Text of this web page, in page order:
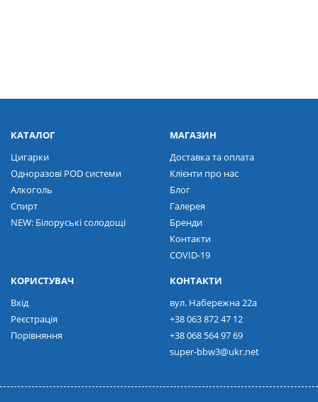
КАТАЛОГ
Цигарки
Одноразові POD системи
Алкоголь
Спирт
NEW: Білоруські солодощі
МАГАЗИН
Доставка та оплата
Клієнти про нас
Блог
Галерея
Бренди
Контакти
COVID-19
КОРИСТУВАЧ
Вхід
Реєстрація
Порівняння
КОНТАКТИ
вул. Набережна 22а
+38 063 872 47 12
+38 068 564 97 69
super-bbw3@ukr.net